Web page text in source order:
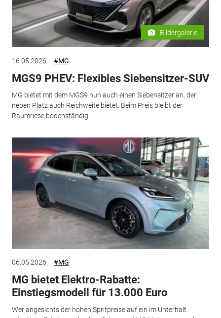
Bildergalerie
16.05.2026 #MG
MGS9 PHEV: Flexibles Siebensitzer-SUV
MG bietet mit dem MGS9 nun auch einen Siebensitzer an, der
neben Platz auch Reichweite bietet. Beim Preis bleibt der
Raumriese bodenständig.
06.05.2026 #MG
MG bietet Elektro-Rabatte:
Einstiegsmodell für 13.000 Euro
Wer angesichts der hohen Spritpreise auf ein im Unterhalt